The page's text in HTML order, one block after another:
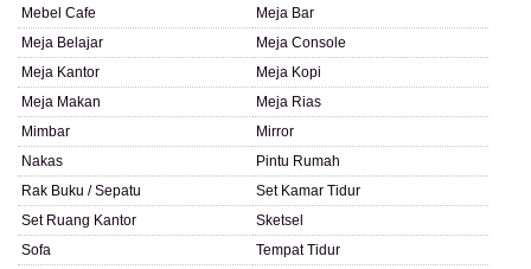
Mebel Cafe
Meja Bar
Meja Belajar
Meja Console
Meja Kantor
Meja Kopi
Meja Makan
Meja Rias
Mimbar
Mirror
Nakas
Pintu Rumah
Rak Buku / Sepatu
Set Kamar Tidur
Set Ruang Kantor
Sketsel
Sofa
Tempat Tidur